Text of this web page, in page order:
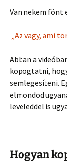
Van nekem fönt
„Az vagy, ami
Abban a
kopogtatni,
semlegesíteni.
elmondod
leveleddel is
Hogyan